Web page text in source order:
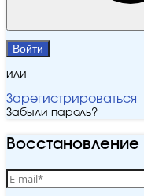
Войти
или
Зарегистрироваться
Забыли пароль?
Восстановление